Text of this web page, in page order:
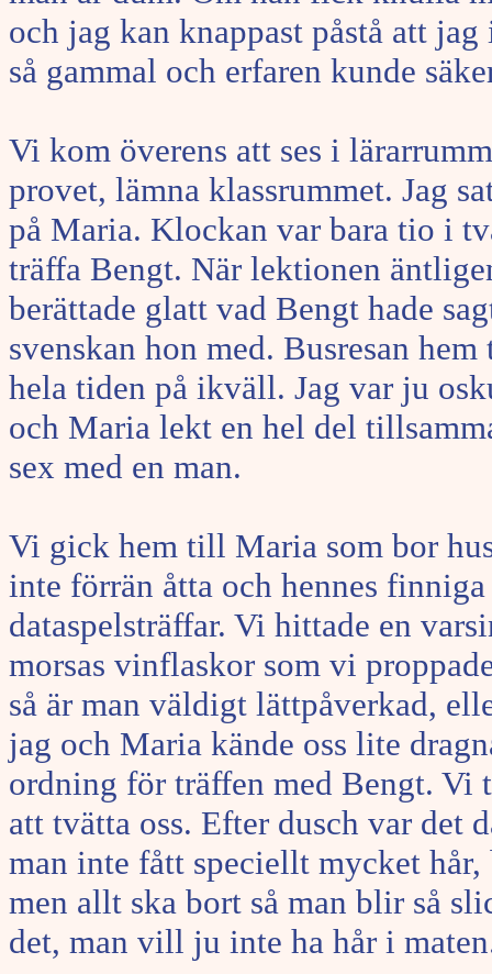
och jag kan knappast påstå att
så gammal och erfaren kunde
Vi kom överens att ses i
provet, lämna klassrummet. Jag
på Maria. Klockan var bara tio i
träffa Bengt. När lektionen
berättade glatt vad Bengt hade
svenskan hon med. Busresan
hela tiden på ikväll. Jag var ju
och Maria lekt en hel del
sex med en man.
Vi gick hem till Maria som bor
inte förrän åtta och hennes
dataspelsträffar. Vi hittade en
morsas vinflaskor som vi
så är man väldigt lättpåverkad,
jag och Maria kände oss lite
ordning för träffen med Bengt. Vi
att tvätta oss. Efter dusch var det
man inte fått speciellt mycket
men allt ska bort så man blir så
det, man vill ju inte ha hår i